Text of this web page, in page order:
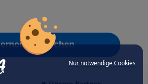
Nur notwendige Cookies
erneut versuchen